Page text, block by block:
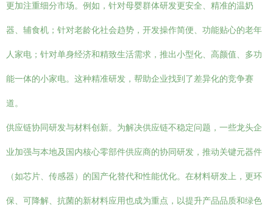
更加注重细分市场。例如，针对母婴群体研发更安全、精准的温奶
器、辅食机；针对老龄化社会趋势，开发操作简便、功能贴心的老年
人家电；针对单身经济和精致生活需求，推出小型化、高颜值、多功
能一体的小家电。这种精准研发，帮助企业找到了差异化的竞争赛
道。
供应链协同研发与材料创新。为解决供应链不稳定问题，一些龙头企
业加强与本地及国内核心零部件供应商的协同研发，推动关键元器件
（如芯片、传感器）的国产化替代和性能优化。在材料研发上，更环
保、可降解、抗菌的新材料应用也成为重点，以提升产品品质和绿色